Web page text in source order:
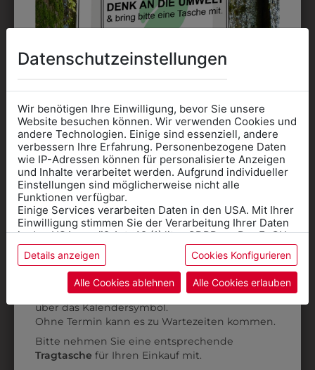
DAS KÖNNTE IHNEN
AUCH GEFALLEN
9DHW01SW01
DAMENHOSE OHNE
BUND
€ 93,90
313282700010
DAMEN-CHINO RF
€ 80,90
Datenschutzeinstellungen
Wir benötigen Ihre Einwilligung, bevor Sie unsere
Website besuchen können. Wir verwenden Cookies und
andere Technologien. Einige sind essenziell, andere
verbessern Ihre Erfahrung. Personenbezogene Daten
wie IP-Adressen können für personalisierte Anzeigen
und Inhalte verarbeitet werden. Aufgrund individueller
Einstellungen sind möglicherweise nicht alle
Funktionen verfügbar.
Einige Services verarbeiten Daten in den USA. Mit Ihrer
Einwilligung stimmen Sie der Verarbeitung Ihrer Daten
in den USA gemäß Art. 49 (1) lit. a GDPR zu. Der EuGH
stuft die USA als Land mit unzureichendem Datenschutz
ein, und es besteht das Risiko, dass US-Behörden
Daten ohne Klagemöglichkeit für Europäer überwachen.
Datenschutzerklärungbzw. im
Details anzeigen Cookies Konfigurieren
Alle Cookies ablehnen Alle Cookies erlauben
Informationen wenn Sie
Kleidung
für die SCHULE
benötigen
Online Shop: Klick auf SCHULE in der
Kategorie und die richtige Schule auswählen.
AnprobeVorort im Geschäft: Termin buchen
über das Kalendersymbol.
Ohne Termin kann es zu Wartezeiten kommen.
Bitte nehmen Sie eine entsprechende
Tragtasche für Ihren Einkauf mit.